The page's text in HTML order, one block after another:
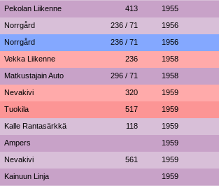
Pekolan Liikenne 413 1955
Norrgård 236 / 71 1956
Norrgård 236 / 71 1956
Vekka Liikenne 236 1958
Matkustajain Auto 296 / 71 1958
Nevakivi 320 1959
Tuokila 517 1959
Kalle Rantasärkkä 118 1959
Ampers 1959
Nevakivi 561 1959
Kainuun Linja 1959